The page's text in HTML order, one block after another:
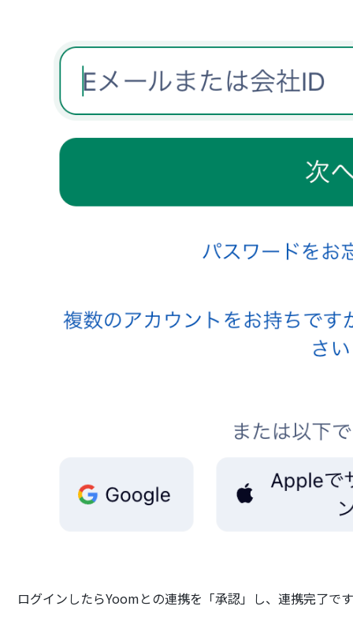
ログインしたらYoomとの連携を「承認」し、連携完了で